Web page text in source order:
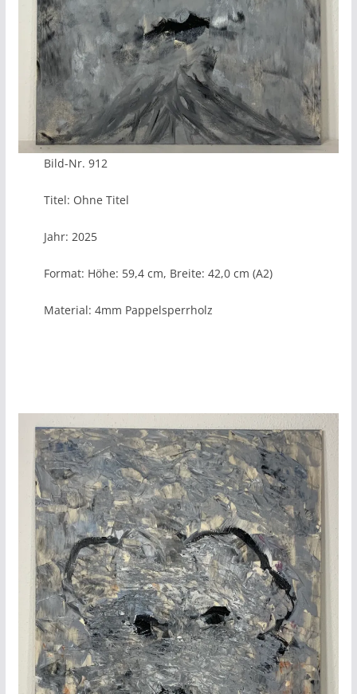
Bild-Nr. 912
Titel: Ohne Titel
Jahr: 2025
Format: Höhe: 59,4 cm, Breite: 42,0 cm (A2)
Material: 4mm Pappelsperrholz